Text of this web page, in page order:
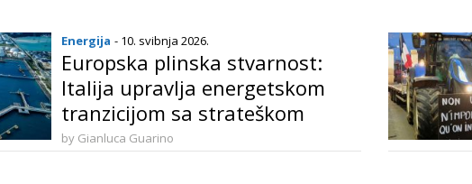
Energija - 10. svibnja 2026.
Europska plinska stvarnost:
Italija upravlja energetskom
tranzicijom sa strateškom
ravnotežom
by Gianluca Guarino